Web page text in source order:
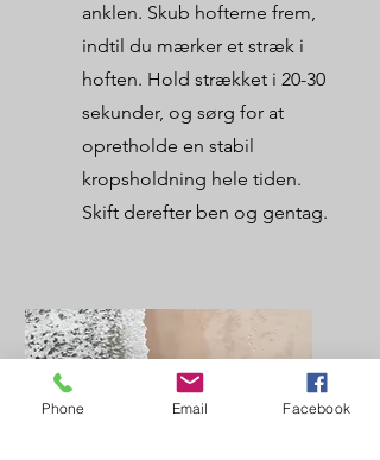
anklen. Skub hofterne frem,
indtil du mærker et stræk i
hoften. Hold strækket i 20-30
sekunder, og sørg for at
opretholde en stabil
kropsholdning hele tiden.
Skift derefter ben og gentag.
Phone Email Facebook